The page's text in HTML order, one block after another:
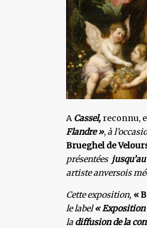
A Cassel, reconnu,
Flandre »,à
Brueghel de
présentées
artiste anversois
Cette exposition, «
le label« Exposition
la diffusion de la